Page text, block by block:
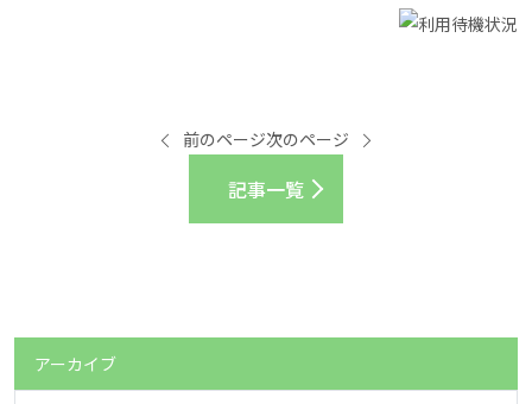
前のページ
記事一覧
次のページ
アーカイブ